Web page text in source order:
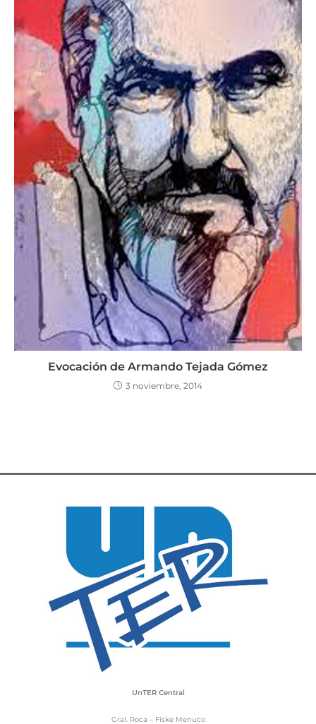
Evocación de Armando Tejada Gómez
3 noviembre, 2014
UnTER Central
Gral. Roca – Fiske Menuco